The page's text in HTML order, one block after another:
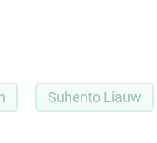
Suhento Liauw